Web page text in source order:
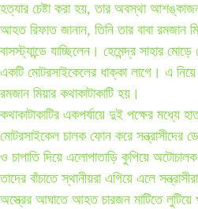
হত্যার চেষ্টা করা হয়, তার অবস্থা
আহত রিফাত জানান, তিনি তার বাবা রমজান
বাসস্ট্যান্ডে যাচ্ছিলেন। হেমেন্দ্র সাহার
একটি মোটরসাইকেলের ধাক্কা লাগে। এ
রমজান মিয়ার কথাকাটাকাটি হয়।
কথাকাটাকাটির একপর্যায়ে দুই পক্ষের মধ্যে
মোটরসাইকেল চালক ফোন করে সন্ত্রাসীদের
ও চাপাতি দিয়ে এলোপাতাড়ি কুপিয়ে
তাদের বাঁচাতে স্থানীয়রা এগিয়ে এলে
অস্ত্রের আঘাতে আহত চারজন মাটিতে লুটিয়ে